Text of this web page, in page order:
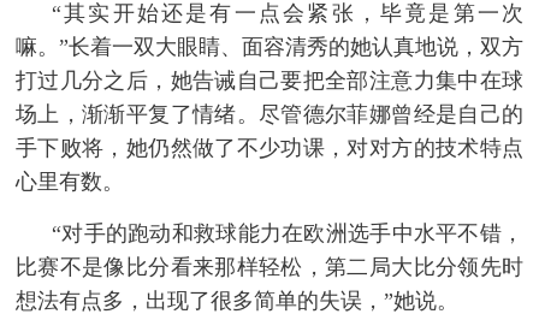
富媒体 摄影 新华广播
新华电视中文 新华电视英文 返回PC
“其实开始还是有一点会紧张，毕竟是第一次
嘛。”长着一双大眼睛、面容清秀的她认真地说，双方
打过几分之后，她告诫自己要把全部注意力集中在球
场上，渐渐平复了情绪。尽管德尔菲娜曾经是自己的
手下败将，她仍然做了不少功课，对对方的技术特点
心里有数。
“对手的跑动和救球能力在欧洲选手中水平不错，
比赛不是像比分看来那样轻松，第二局大比分领先时
想法有点多，出现了很多简单的失误，”她说。